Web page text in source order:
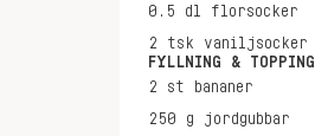
0.5 dl
florsocker
2 tsk
vaniljsocker
FYLLNING & TOPPING
2 st
bananer
250 g
jordgubbar